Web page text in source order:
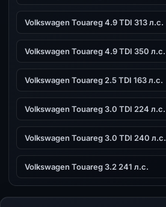
Volkswagen Touareg 4.9 TDI 313 л.с.
Volkswagen Touareg 4.9 TDI 350 л.с.
Volkswagen Touareg 2.5 TDI 163 л.с.
Volkswagen Touareg 3.0 TDI 224 л.с.
Volkswagen Touareg 3.0 TDI 240 л.с.
Volkswagen Touareg 3.2 241 л.с.